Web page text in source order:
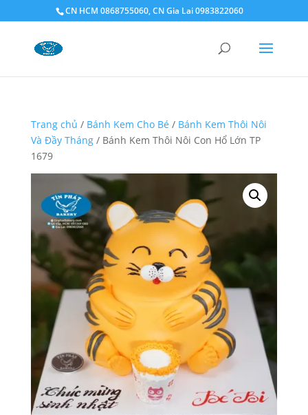
CN HCM 0868755060, CN Gia Lai 0983822060
Trang chủ / Bánh Kem Cho Bé / Bánh Kem Thôi Nôi
Và Đầy Tháng/ Bánh Kem Thôi Nôi Con Hổ Lớn TP
1679